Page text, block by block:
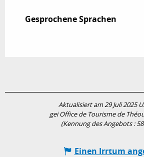
Gesprochene Sprachen
Gesprochene Sprachen
Aktualisiert am 29 Juli 2025
gei Office de Tourisme de
(Kennung des Angebots :
Einen Irrtum